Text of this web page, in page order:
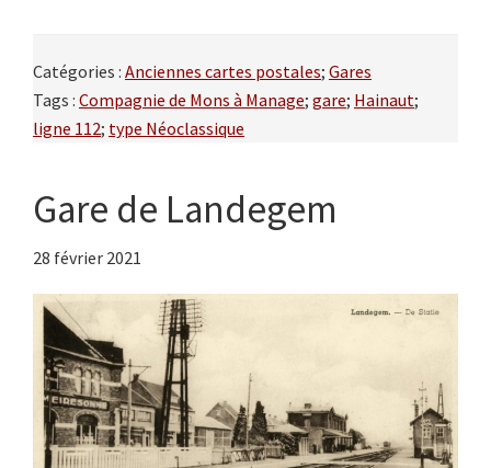
Catégories : Anciennes cartes postales; Gares
Tags : Compagnie de Mons à Manage; gare; Hainaut;
ligne 112; type Néoclassique
Gare de Landegem
28 février 2021